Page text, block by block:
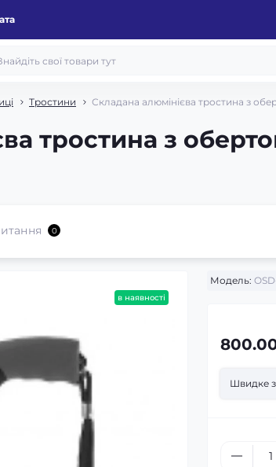
Тростини Складана алюмінієва тростина з
тростина з
0
в наявності
Модель:
Швидке